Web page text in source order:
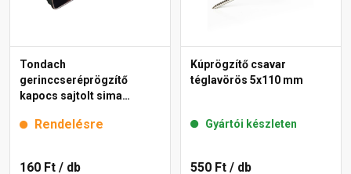
Tondach
gerinccseréprögzítő
kapocs sajtolt sima
Rendelésre
160 Ft / db
Kúprögzítő csavar
téglavörös 5x110 mm
Gyártói készleten
550 Ft / db